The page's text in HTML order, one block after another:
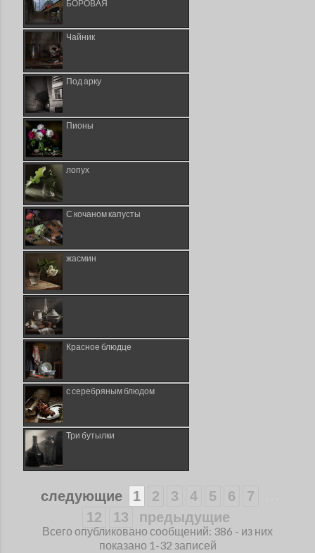
БОРОВАЯ
Чайник
Под арку
Пионы
лопух
С кочаном капусты
жасмин
Красное блюдце
с серебряным блюдом
Три бутылки
следующие 1 2 3 4 5 6 7
12 13 предыдущие
Всего опубликовано сообщений: 386 - из них
показано 1-32 записей